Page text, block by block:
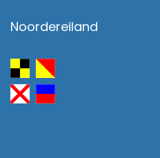
Noordereiland